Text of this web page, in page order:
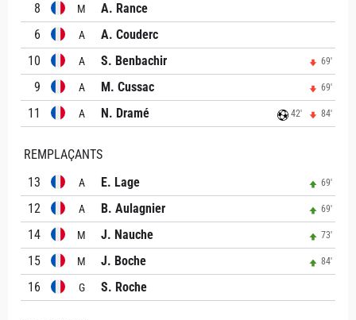
8 M
A. Rance
6
A
A. Couderc
10
A S. Benbachir 69'
9 A M. Cussac 69'
11 A N. Dramé 42' 84'
REMPLAÇANTS
13
A E. Lage 69'
12 A B. Aulagnier 69'
14 M J. Nauche 73'
15 M J. Boche 84'
16 G S. Roche